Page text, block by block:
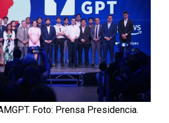
Foto: Prensa Presidencia.